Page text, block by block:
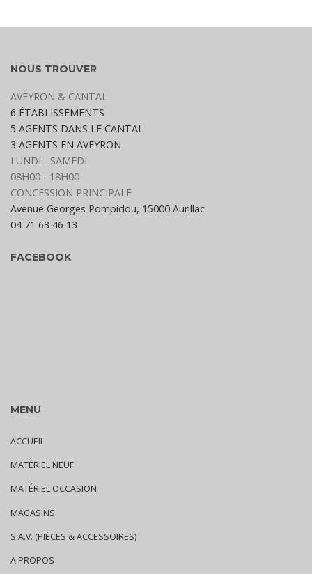
NOUS TROUVER
AVEYRON & CANTAL
6 ÉTABLISSEMENTS
5 AGENTS DANS LE CANTAL
3 AGENTS EN AVEYRON
LUNDI - SAMEDI
08H00 - 18H00
CONCESSION PRINCIPALE
Avenue Georges Pompidou, 15000 Aurillac
04 71 63 46 13
FACEBOOK
MENU
ACCUEIL
MATÉRIEL NEUF
MATÉRIEL OCCASION
MAGASINS
S.A.V. (PIÈCES & ACCESSOIRES)
A PROPOS